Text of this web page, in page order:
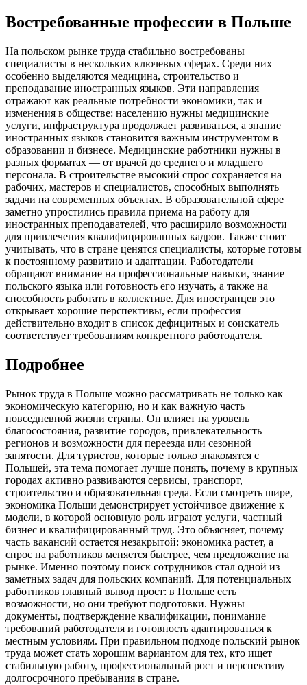
Востребованные профессии в Польше
На польском рынке труда стабильно востребованы
специалисты в нескольких ключевых сферах. Среди них
особенно выделяются медицина, строительство и
преподавание иностранных языков. Эти направления
отражают как реальные потребности экономики, так и
изменения в обществе: населению нужны медицинские
услуги, инфраструктура продолжает развиваться, а знание
иностранных языков становится важным инструментом в
образовании и бизнесе. Медицинские работники нужны в
разных форматах — от врачей до среднего и младшего
персонала. В строительстве высокий спрос сохраняется на
рабочих, мастеров и специалистов, способных выполнять
задачи на современных объектах. В образовательной сфере
заметно упростились правила приема на работу для
иностранных преподавателей, что расширило возможности
для привлечения квалифицированных кадров. Также стоит
учитывать, что в стране ценятся специалисты, которые готовы
к постоянному развитию и адаптации. Работодатели
обращают внимание на профессиональные навыки, знание
польского языка или готовность его изучать, а также на
способность работать в коллективе. Для иностранцев это
открывает хорошие перспективы, если профессия
действительно входит в список дефицитных и соискатель
соответствует требованиям конкретного работодателя.
Подробнее
Рынок труда в Польше можно рассматривать не только как
экономическую категорию, но и как важную часть
повседневной жизни страны. Он влияет на уровень
благосостояния, развитие городов, привлекательность
регионов и возможности для переезда или сезонной
занятости. Для туристов, которые только знакомятся с
Польшей, эта тема помогает лучше понять, почему в крупных
городах активно развиваются сервисы, транспорт,
строительство и образовательная среда. Если смотреть шире,
экономика Польши демонстрирует устойчивое движение к
модели, в которой основную роль играют услуги, частный
бизнес и квалифицированный труд. Это объясняет, почему
часть вакансий остается незакрытой: экономика растет, а
спрос на работников меняется быстрее, чем предложение на
рынке. Именно поэтому поиск сотрудников стал одной из
заметных задач для польских компаний. Для потенциальных
работников главный вывод прост: в Польше есть
возможности, но они требуют подготовки. Нужны
документы, подтверждение квалификации, понимание
требований работодателя и готовность адаптироваться к
местным условиям. При правильном подходе польский рынок
труда может стать хорошим вариантом для тех, кто ищет
стабильную работу, профессиональный рост и перспективу
долгосрочного пребывания в стране.